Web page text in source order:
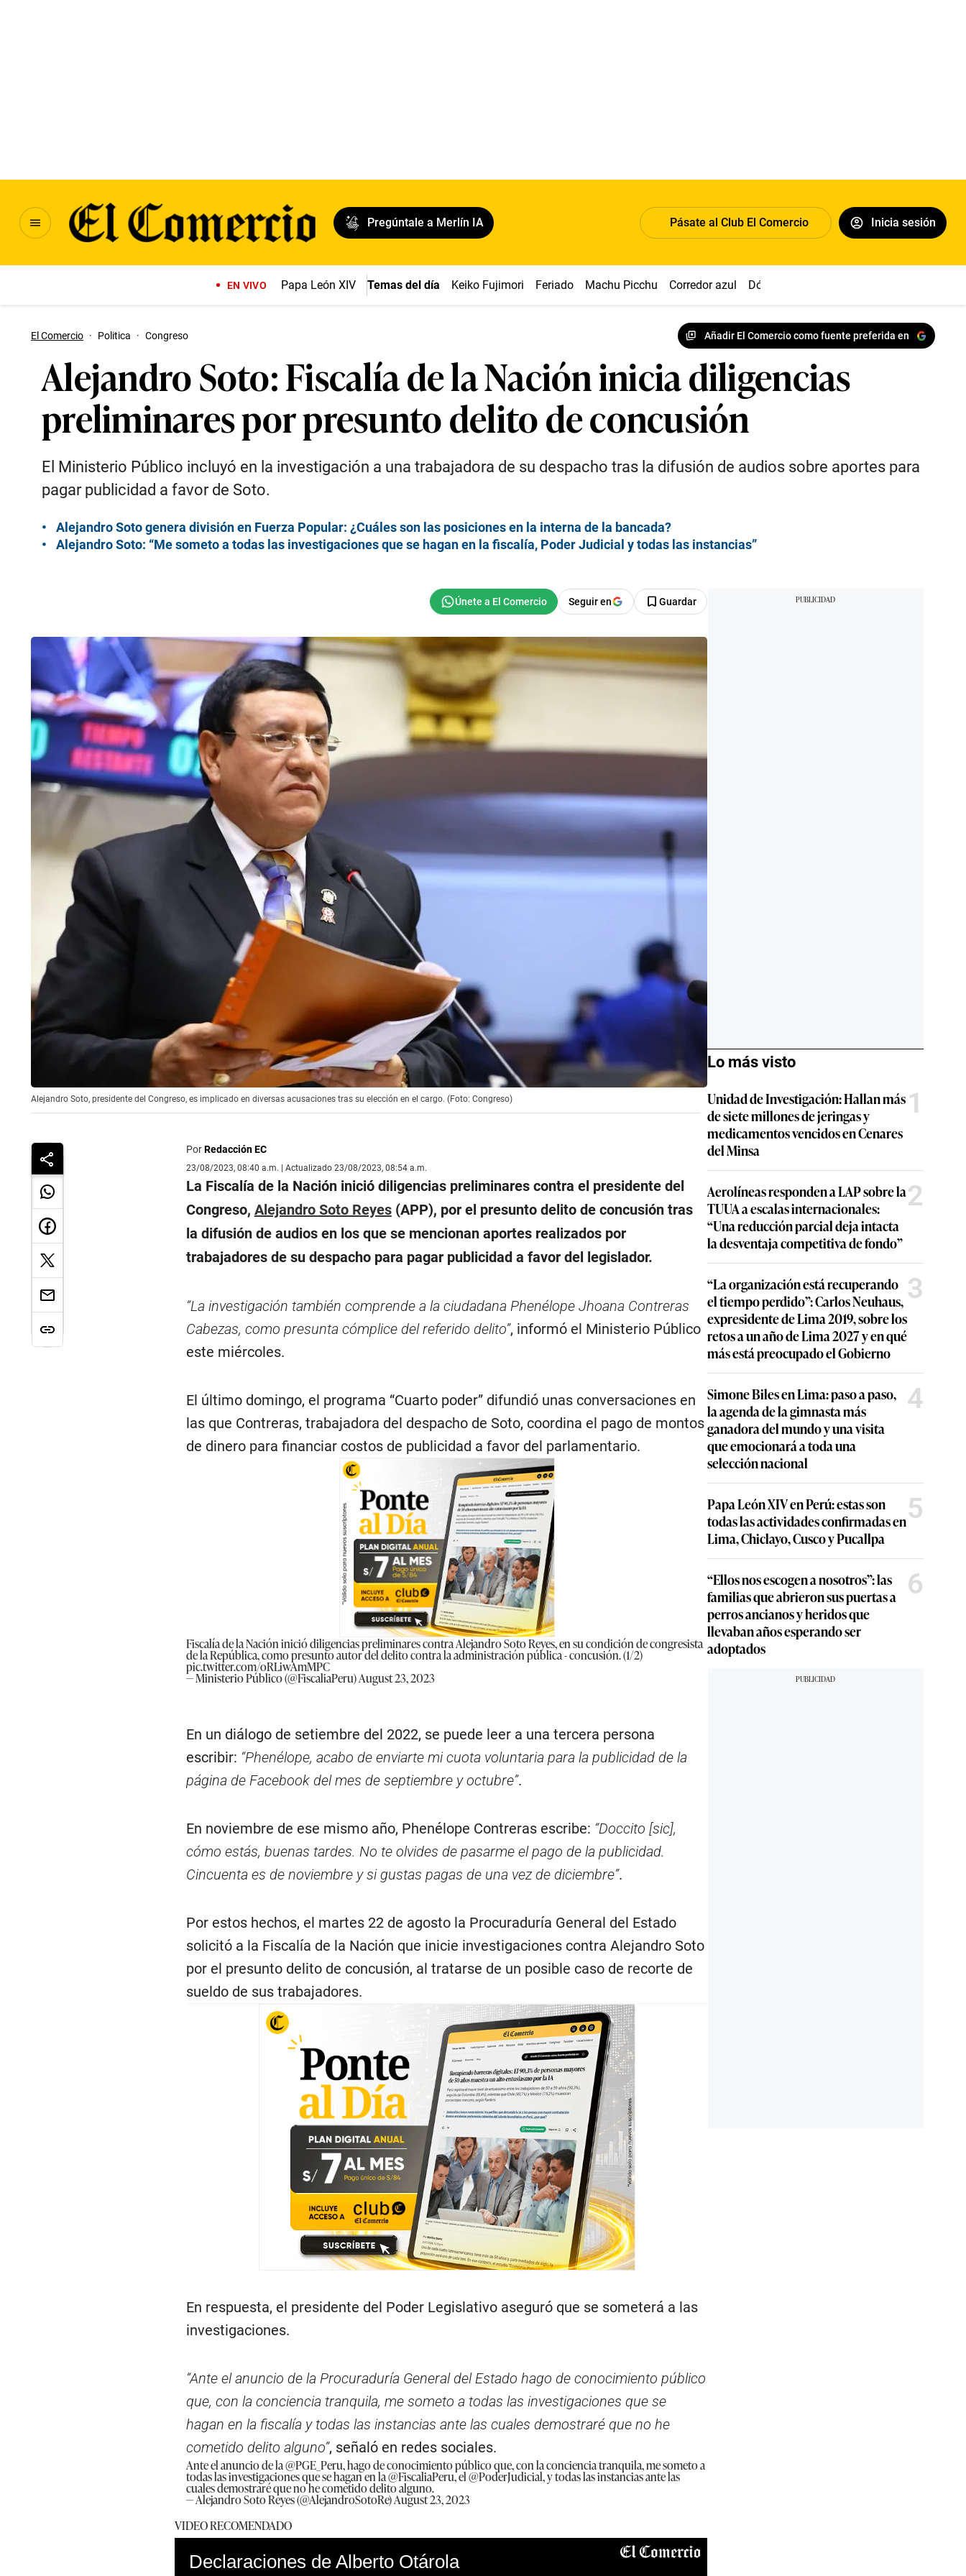
Pregúntale a Merlín IA Pásate al Club El Comercio Inicia sesión
EN VIVO Papa León XIV Temas del día Keiko Fujimori Feriado Machu Picchu Corredor azul Dólar
El Comercio · Politica · Congreso Añadir El Comercio como fuente preferida en
Alejandro Soto: Fiscalía de la Nación inicia diligencias
preliminares por presunto delito de concusión
El Ministerio Público incluyó en la investigación a una trabajadora de su despacho tras la difusión de audios sobre aportes para
pagar publicidad a favor de Soto.
Alejandro Soto genera división en Fuerza Popular: ¿Cuáles son las posiciones en la interna de la bancada?
Alejandro Soto: “Me someto a todas las investigaciones que se hagan en la fiscalía, Poder Judicial y todas las instancias”
Seguir en Guardar
Alejandro Soto, presidente del Congreso, es implicado en diversas acusaciones tras su elección en el cargo. (Foto: Congreso)
PorRedacción EC
23/08/2023, 08:40 a.m. | Actualizado 23/08/2023, 08:54 a.m.
La Fiscalía de la Nación inició diligencias preliminares contra el presidente del
Congreso, Alejandro Soto Reyes(APP), por el presunto delito de concusión tras
la difusión de audios en los que se mencionan aportes realizados por
trabajadores de su despacho para pagar publicidad a favor del legislador.
“La investigación también comprende a la ciudadana Phenélope Jhoana Contreras
Cabezas, como presunta cómplice del referido delito”, informó el Ministerio Público
este miércoles.
El último domingo, el programa “Cuarto poder” difundió unas conversaciones en
las que Contreras, trabajadora del despacho de Soto, coordina el pago de montos
de dinero para financiar costos de publicidad a favor del parlamentario.
Fiscalía de la Nación inició diligencias preliminares contra Alejandro Soto Reyes, en su condición de congresista
de la República, como presunto autor del delito contra la administración pública - concusión. (1/2)
pic.twitter.com/oRLiwAmMPC
— Ministerio Público (@FiscaliaPeru)August 23, 2023
En un diálogo de setiembre del 2022, se puede leer a una tercera persona
escribir: “Phenélope, acabo de enviarte mi cuota voluntaria para la publicidad de la
página de Facebook del mes de septiembre y octubre”.
En noviembre de ese mismo año, Phenélope Contreras escribe: “Doccito [sic],
cómo estás, buenas tardes. No te olvides de pasarme el pago de la publicidad.
Cincuenta es de noviembre y si gustas pagas de una vez de diciembre”.
Por estos hechos, el martes 22 de agosto la Procuraduría General del Estado
solicitó a la Fiscalía de la Nación que inicie investigaciones contra Alejandro Soto
por el presunto delito de concusión, al tratarse de un posible caso de recorte de
sueldo de sus trabajadores.
En respuesta, el presidente del Poder Legislativo aseguró que se someterá a las
investigaciones.
“Ante el anuncio de la Procuraduría General del Estado hago de conocimiento público
que, con la conciencia tranquila, me someto a todas las investigaciones que se
hagan en la fiscalía y todas las instancias ante las cuales demostraré que no he
cometido delito alguno”, señaló en redes sociales.
Ante el anuncio de la@PGE_Peru, hago de conocimiento público que, con la conciencia tranquila, me someto a
todas las investigaciones que se hagan en la@FiscaliaPeru, el@PoderJudicial, y todas las instancias ante las
cuales demostraré que no he cometido delito alguno.
— Alejandro Soto Reyes (@AlejandroSotoRe)August 23, 2023
VIDEO RECOMENDADO
Declaraciones de Alberto Otárola
Lo más visto
Unidad de Investigación: Hallan más
de siete millones de jeringas y
medicamentos vencidos en Cenares
del Minsa
1
Aerolíneas responden a LAP sobre la
TUUA a escalas internacionales:
“Una reducción parcial deja intacta
la desventaja competitiva de fondo”
2
“La organización está recuperando
el tiempo perdido”: Carlos Neuhaus,
expresidente de Lima 2019, sobre los
retos a un año de Lima 2027 y en qué
más está preocupado el Gobierno
3
Simone Biles en Lima: paso a paso,
la agenda de la gimnasta más
ganadora del mundo y una visita
que emocionará a toda una
selección nacional
4
Papa León XIV en Perú: estas son
todas las actividades confirmadas en
Lima, Chiclayo, Cusco y Pucallpa
5
“Ellos nos escogen a nosotros”: las
familias que abrieron sus puertas a
perros ancianos y heridos que
llevaban años esperando ser
adoptados
6